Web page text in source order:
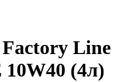
Line
10W40 (4л)